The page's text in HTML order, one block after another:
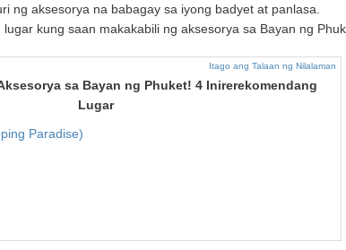
ng aksesorya na babagay sa iyong badyet at panlasa.
kung saan makakabili ng aksesorya sa Bayan ng
Itago ang Talaan ng Nilalaman
sa Bayan ng Phuket! 4 Inirerekomendang
Lugar
Paradise)